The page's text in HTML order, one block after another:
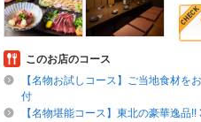
このお店のコース
【名物お試しコース】ご当地食材
付
【名物堪能コース】東北の豪華逸